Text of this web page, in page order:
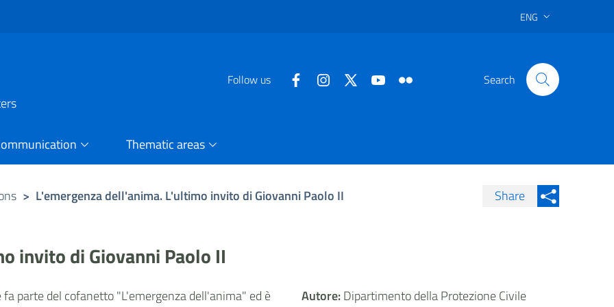
ENG
Follow us Search
Thematic areas
> L'emergenza dell'anima. L'ultimo invito di Giovanni Paolo II
Share
invito di Giovanni Paolo II
fa parte del cofanetto "L'emergenza dell'anima" ed è
Autore:Dipartimento della Protezione Civile